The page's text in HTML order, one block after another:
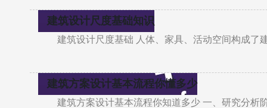
建筑设计尺度基础知识
建筑设计尺度基础 人体、家具、活动空间构成了
建筑方案设计基本流程你懂多少
建筑方案设计基本流程你知道多少 一、研究分析